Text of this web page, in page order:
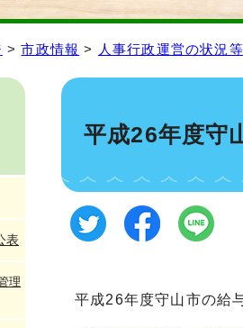
>市政情報 > 人事行政運営の状況等
平成26年度守
平成26年度守山市の給
表
理